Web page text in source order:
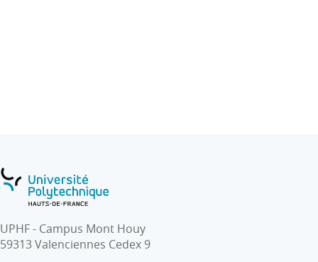
UPHF - Campus Mont Houy
59313 Valenciennes Cedex 9